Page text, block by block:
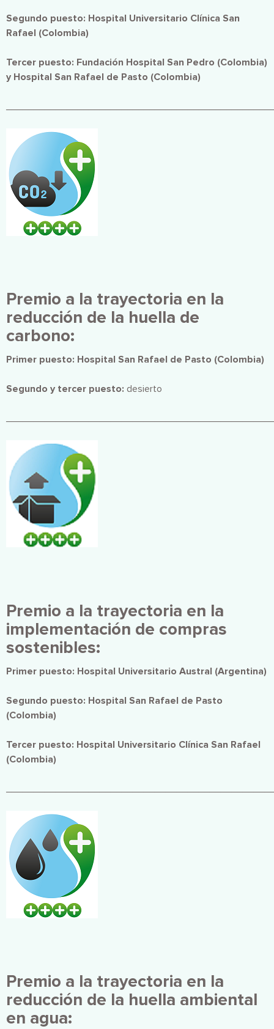
Segundo puesto: Hospital Universitario Clínica San
Rafael (Colombia)
Tercer puesto: Fundación Hospital San Pedro (Colombia)
y Hospital San Rafael de Pasto (Colombia)
Imagen
Premio a la trayectoria en la
reducción de la huella de
carbono:
Primer puesto: Hospital San Rafael de Pasto (Colombia)
Segundo y tercer puesto: desierto
Imagen
Premio a la trayectoria en la
implementación de compras
sostenibles:
Primer puesto: Hospital Universitario Austral (Argentina)
Segundo puesto: Hospital San Rafael de Pasto
(Colombia)
Tercer puesto: Hospital Universitario Clínica San Rafael
(Colombia)
Imagen
Premio a la trayectoria en la
reducción de la huella ambiental
en agua: